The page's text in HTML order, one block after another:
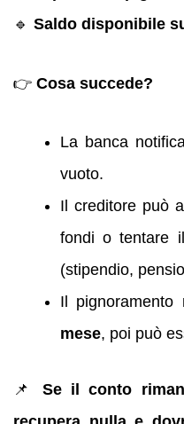
🔹 Saldo disponibile
👉 Cosa succede?
La banca
vuoto.
Il creditore può
fondi o tentare
(stipendio,
Il
mese, poi può
📌Se il conto